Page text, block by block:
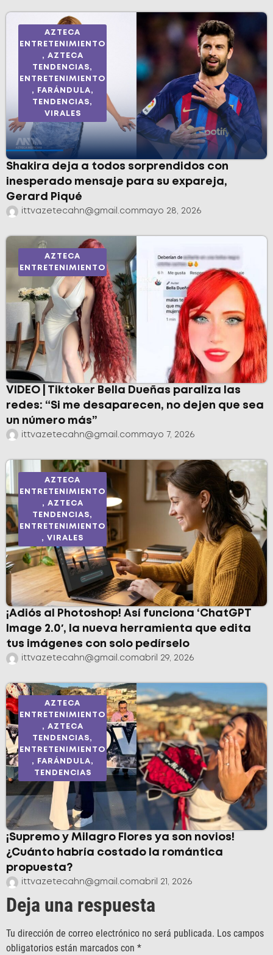
AZTECA
ENTRETENIMIENTO
, AZTECA
TENDENCIAS,
ENTRETENIMIENTO
,
FARÁNDULA,
TENDENCIAS,
VIRALES
Shakira deja a todos sorprendidos con
inesperado mensaje para su expareja,
Gerard Piqué
ittvazetecahn@gmail.commayo 28, 2026
AZTECA
ENTRETENIMIENTO
VIDEO | Tiktoker Bella Dueñas paraliza las
redes: “Si me desaparecen, no dejen que sea
un número más”
ittvazetecahn@gmail.commayo 7, 2026
AZTECA
ENTRETENIMIENTO
, AZTECA
TENDENCIAS,
ENTRETENIMIENTO
, VIRALES
¡Adiós al Photoshop! Así funciona ‘ChatGPT
Image 2.0′, la nueva herramienta que edita
tus imágenes con solo pedírselo
ittvazetecahn@gmail.comabril 29, 2026
AZTECA
ENTRETENIMIENTO
, AZTECA
TENDENCIAS,
ENTRETENIMIENTO
,
FARÁNDULA,
TENDENCIAS
¡Supremo y Milagro Flores ya son novios!
¿Cuánto habría costado la romántica
propuesta?
ittvazetecahn@gmail.comabril 21, 2026
Deja una respuesta
Tu dirección de correo electrónico no será publicada. Los campos
obligatorios están marcados con *